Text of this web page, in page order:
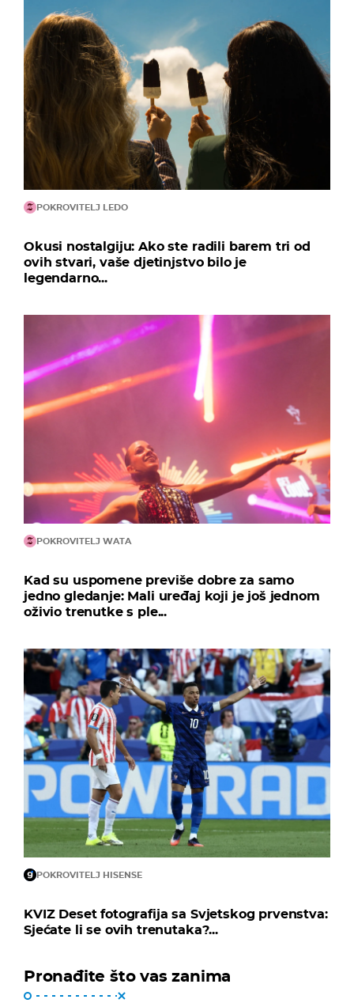
POKROVITELJ LEDO
Okusi nostalgiju: Ako ste radili barem tri od
ovih stvari, vaše djetinjstvo bilo je
legendarno...
POKROVITELJ WATA
Kad su uspomene previše dobre za samo
jedno gledanje: Mali uređaj koji je još jednom
oživio trenutke s ple...
POKROVITELJ HISENSE
KVIZ Deset fotografija sa Svjetskog prvenstva:
Sjećate li se ovih trenutaka?...
Pronađite što vas zanima